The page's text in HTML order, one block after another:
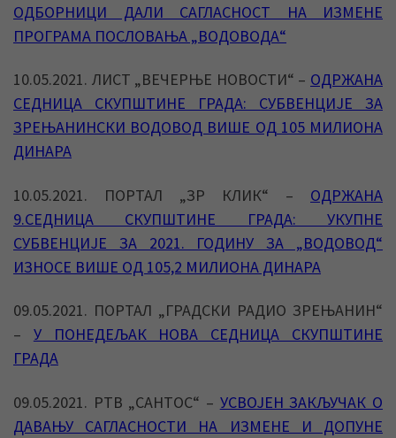
ОДБОРНИЦИ ДАЛИ САГЛАСНОСТ НА ИЗМЕНЕ
ПРОГРАМА ПОСЛОВАЊА „ВОДОВОДА“
10.05.2021. ЛИСТ „ВЕЧЕРЊЕ НОВОСТИ“ – ОДРЖАНА
СЕДНИЦА СКУПШТИНЕ ГРАДА: СУБВЕНЦИЈЕ ЗА
ЗРЕЊАНИНСКИ ВОДОВОД ВИШЕ ОД 105 МИЛИОНА
ДИНАРА
10.05.2021. ПОРТАЛ „ЗР КЛИК“ – ОДРЖАНА
9.СЕДНИЦА СКУПШТИНЕ ГРАДА: УКУПНЕ
СУБВЕНЦИЈЕ ЗА 2021. ГОДИНУ ЗА „ВОДОВОД“
ИЗНОСЕ ВИШЕ ОД 105,2 МИЛИОНА ДИНАРА
09.05.2021. ПОРТАЛ „ГРАДСКИ РАДИО ЗРЕЊАНИН“
– У ПОНЕДЕЉАК НОВА СЕДНИЦА СКУПШТИНЕ
ГРАДА
09.05.2021. РТВ „САНТОС“ – УСВОЈЕН ЗАКЉУЧАК О
ДАВАЊУ САГЛАСНОСТИ НА ИЗМЕНЕ И ДОПУНЕ